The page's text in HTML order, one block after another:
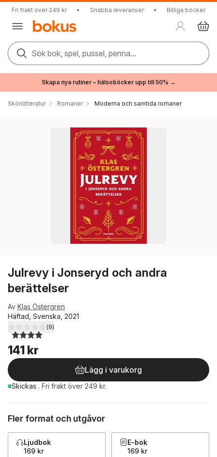
Fri frakt över 249 kr • Snabba leveranser • Billiga böcker
Sök bok, spel, pussel, penna...
Skapa nya rutiner – hälsoböcker upp till 50% →
Skönlitteratur Romaner Moderna och samtida romaner
Julrevy i Jonseryd och andra
berättelser
Av Klas Östergren
Häftad, Svenska, 2021
4,0utav 5 stjärnor. Totalt antal röster:
(9)
141 kr
Lägg i varukorg
Skickas . Fri frakt över 249 kr.
Fler format och utgåvor
Ljudbok
169 kr
E-bok
169 kr